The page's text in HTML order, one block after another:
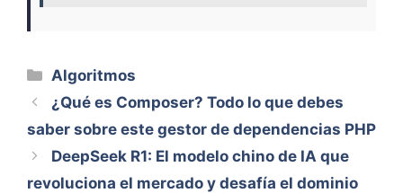
Categorías
Algoritmos
¿Qué es Composer? Todo lo que debes
saber sobre este gestor de dependencias PHP
DeepSeek R1: El modelo chino de IA que
revoluciona el mercado y desafía el dominio